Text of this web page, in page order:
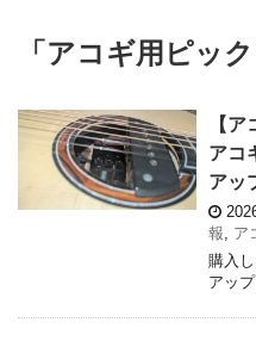
「アコギ用ピッ
【
アコ
アッ
報
ア
購入
アッ